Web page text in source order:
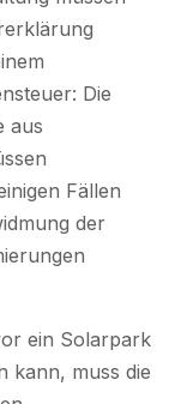
Die
aus
Fällen
der
ein Solarpark
kann, muss die